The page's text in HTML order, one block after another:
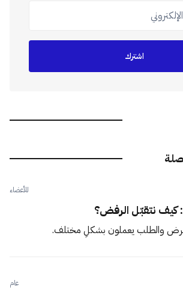
اشترك
للأعضاء
كيف نتقبّل الرفض؟
والطلب يعملون بشكلٍ مختلف.
عام